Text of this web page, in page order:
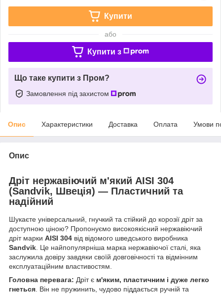
Купити
або
Купити з
Що таке купити з Пром?
Замовлення під захистом
Опис Характеристики Доставка Оплата Умови
Опис
Дріт нержавіючий м'який AISI 304
(Sandvik, Швеція) — Пластичний та
надійний
Шукаєте універсальний, гнучкий та стійкий до корозії дріт за
доступною ціною? Пропонуємо високоякісний нержавіючий
дріт марки AISI 304 від відомого шведського виробника
Sandvik . Це найпопулярніша марка нержавіючої сталі, яка
заслужила довіру завдяки своїй довговічності та відмінним
експлуатаційним властивостям.
Головна перевага: Дріт є м'яким, пластичним і дуже легко
гнеться . Він не пружинить, чудово піддається ручній та